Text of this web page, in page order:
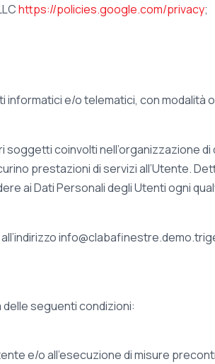
https://policies.google.com/privacy;
e/o telematici, con modalità
coinvolti nell’organizzazione
prestazioni di servizi all’Utente.
ai Dati Personali degli Utenti ogni
delle seguenti condizioni:
e/o all’esecuzione di misure